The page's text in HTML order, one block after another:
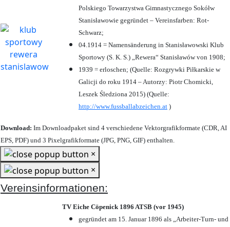
Polskiego Towarzystwa Gimnastycznego Sokółw
Stanisławowie gegründet – Vereinsfarben: Rot-
Schwarz;
04.1914 = Namensänderung in Stanisławowski Klub
Sportowy (S. K. S.) „Rewera“ Stanisławów von 1908;
1939 = erloschen; (Quelle: Rozgrywki Piłkarskie w
Galicji do roku 1914 – Autorzy: Piotr Chomicki,
Leszek Śledziona 2015) (Quelle:
http://www.fussballabzeichen.at )
Download: Im Downloadpaket sind 4 verschiedene Vektorgrafikformate (CDR, AI
EPS, PDF) und 3 Pixelgrafikformate (JPG, PNG, GIF) enthalten.
×
×
Vereinsinformationen:
TV Eiche Cöpenick 1896 ATSB (vor 1945)
gegründet am 15. Januar 1896 als „Arbeiter-Turn- und